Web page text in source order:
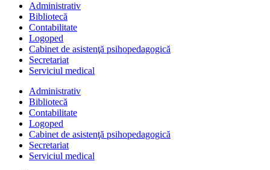
Administrativ
Bibliotecă
Contabilitate
Logoped
Cabinet de asistenţă psihopedagogică
Secretariat
Serviciul medical
Administrativ
Bibliotecă
Contabilitate
Logoped
Cabinet de asistenţă psihopedagogică
Secretariat
Serviciul medical